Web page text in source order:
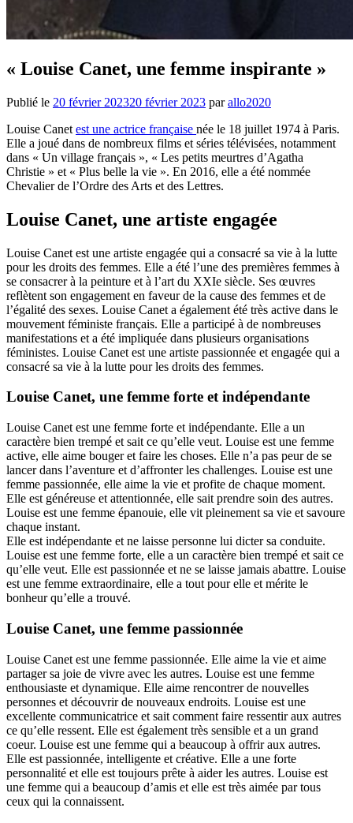
« Louise Canet, une femme inspirante »
Publié le 20 février 202320 février 2023 parallo2020
Louise Canet est une actrice française née le 18 juillet 1974 à Paris.
Elle a joué dans de nombreux films et séries télévisées, notamment
dans « Un village français », « Les petits meurtres d’Agatha
Christie » et « Plus belle la vie ». En 2016, elle a été nommée
Chevalier de l’Ordre des Arts et des Lettres.
Louise Canet, une artiste engagée
Louise Canet est une artiste engagée qui a consacré sa vie à la lutte
pour les droits des femmes. Elle a été l’une des premières femmes à
se consacrer à la peinture et à l’art du XXIe siècle. Ses œuvres
reflètent son engagement en faveur de la cause des femmes et de
l’égalité des sexes. Louise Canet a également été très active dans le
mouvement féministe français. Elle a participé à de nombreuses
manifestations et a été impliquée dans plusieurs organisations
féministes. Louise Canet est une artiste passionnée et engagée qui a
consacré sa vie à la lutte pour les droits des femmes.
Louise Canet, une femme forte et indépendante
Louise Canet est une femme forte et indépendante. Elle a un
caractère bien trempé et sait ce qu’elle veut. Louise est une femme
active, elle aime bouger et faire les choses. Elle n’a pas peur de se
lancer dans l’aventure et d’affronter les challenges. Louise est une
femme passionnée, elle aime la vie et profite de chaque moment.
Elle est généreuse et attentionnée, elle sait prendre soin des autres.
Louise est une femme épanouie, elle vit pleinement sa vie et savoure
chaque instant.
Elle est indépendante et ne laisse personne lui dicter sa conduite.
Louise est une femme forte, elle a un caractère bien trempé et sait ce
qu’elle veut. Elle est passionnée et ne se laisse jamais abattre. Louise
est une femme extraordinaire, elle a tout pour elle et mérite le
bonheur qu’elle a trouvé.
Louise Canet, une femme passionnée
Louise Canet est une femme passionnée. Elle aime la vie et aime
partager sa joie de vivre avec les autres. Louise est une femme
enthousiaste et dynamique. Elle aime rencontrer de nouvelles
personnes et découvrir de nouveaux endroits. Louise est une
excellente communicatrice et sait comment faire ressentir aux autres
ce qu’elle ressent. Elle est également très sensible et a un grand
coeur. Louise est une femme qui a beaucoup à offrir aux autres.
Elle est passionnée, intelligente et créative. Elle a une forte
personnalité et elle est toujours prête à aider les autres. Louise est
une femme qui a beaucoup d’amis et elle est très aimée par tous
ceux qui la connaissent.